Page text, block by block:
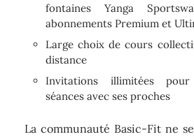
fontaines Yanga
abonnements Premium et
Large choix de cours
distance
Invitations illimitées
séances avec ses proches
La communauté Basic-Fit ne